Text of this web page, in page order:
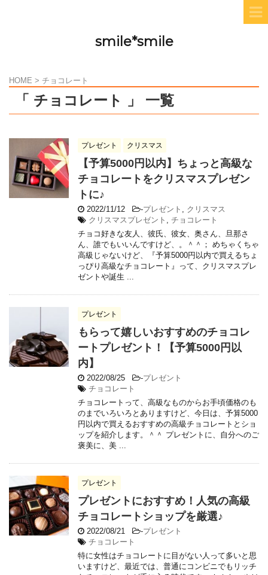
smile*smile
HOME > チョコレート
「 チョコレート 」 一覧
プレゼント クリスマス
【予算5000円以内】ちょっと高級な
チョコレートをクリスマスプレゼン
トに♪
2022/11/12 -プレゼント , クリスマス
クリスマスプレゼント , チョコレート
チョコ好きな友人、彼氏、彼女、奥さん、旦那さ
ん、誰でもいいんですけど、。＾＾； めちゃくちゃ
高級じゃないけど、『予算5000円以内で買えるちょ
っぴり高級なチョコレート』って、クリスマスプレ
ゼントや誕生 ...
プレゼント
もらって嬉しいおすすめのチョコレ
ートプレゼント！【予算5000円以
内】
2022/08/25 -プレゼント
チョコレート
チョコレートって、高級なものからお手頃価格のも
のまでいろいろとありますけど、今日は、予算5000
円以内で買えるおすすめの高級チョコレートとショ
ップを紹介します。＾＾ プレゼントに、自分へのご
褒美に、美 ...
プレゼント
プレゼントにおすすめ！人気の高級
チョコレートショップを厳選♪
2022/08/21 -プレゼント
チョコレート
特に女性はチョコレートに目がない人って多いと思
いますけど、最近では、普通にコンビニでもリッチ